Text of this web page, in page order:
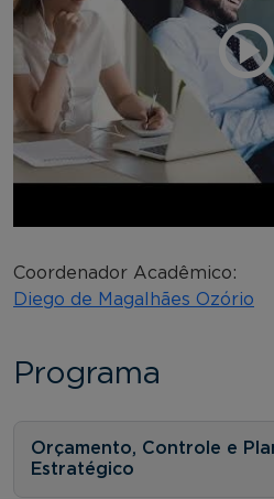
Coordenador Acadêmico:
Diego de Magalhães Ozório
Programa
Orçamento, Controle e
Estratégico